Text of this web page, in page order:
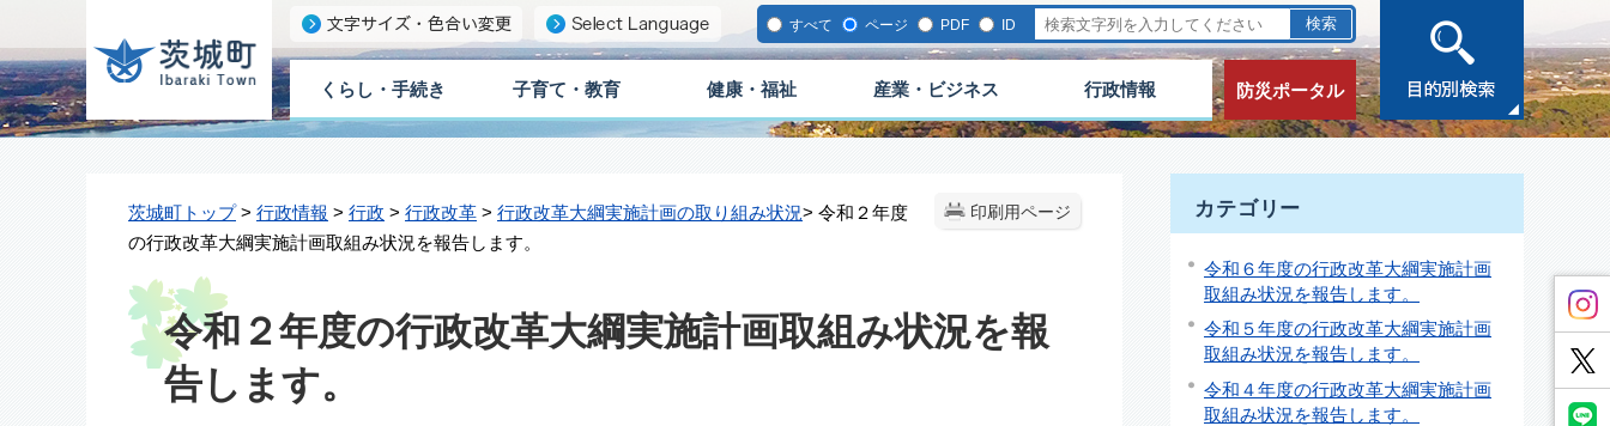
すべて ページ PDF ID
くらし・手続き 子育て・教育 健康・福祉 産業・ビジネス 行政情報 防災ポータル
印刷用ページ
茨城町トップ> 行政情報 > 行政 > 行政改革 > 行政改革大綱実施計画の取り組み状況> 令和２年度
の行政改革大綱実施計画取組み状況を報告します。
令和２年度の行政改革大綱実施計画取組み状況を報
告します。
カテゴリー
令和６年度の行政改革大綱実施計画
取組み状況を報告します。
令和５年度の行政改革大綱実施計画
取組み状況を報告します。
令和４年度の行政改革大綱実施計画
取組み状況を報告します。